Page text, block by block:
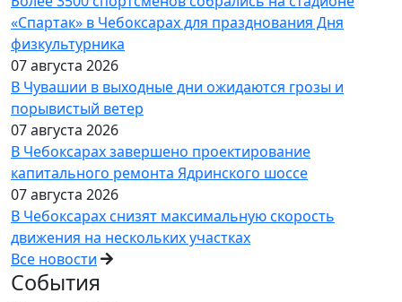
«Спартак» в Чебоксарах для празднования Дня
физкультурника
07 августа 2026
В Чувашии в выходные дни ожидаются грозы и
порывистый ветер
07 августа 2026
В Чебоксарах завершено проектирование
капитального ремонта Ядринского шоссе
07 августа 2026
В Чебоксарах снизят максимальную скорость
движения на нескольких участках
Все новости
События